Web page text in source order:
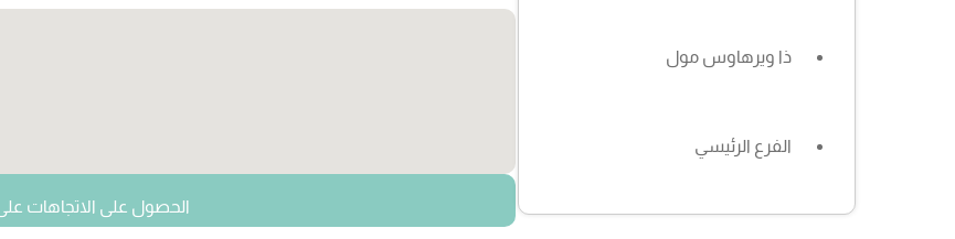
ذا ويرهاوس مول
الفرع الرئيسي
الحصول على الاتجاهات